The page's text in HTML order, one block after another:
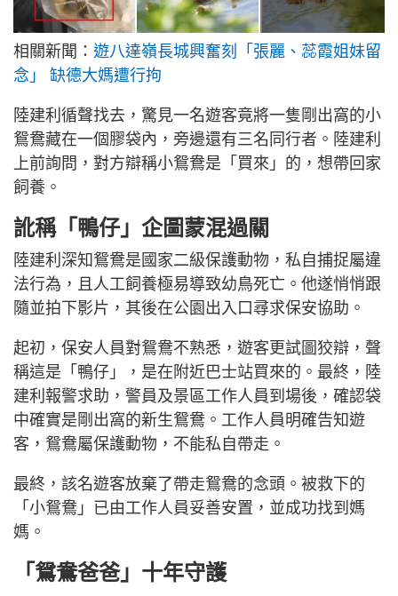
相關新聞： 遊八達嶺長城興奮刻「張麗、蕊霞姐妹留
念」 缺德大媽遭行拘
陸建利循聲找去，驚見一名遊客竟將一隻剛出窩的小
鴛鴦藏在一個膠袋內，旁邊還有三名同行者。陸建利
上前詢問，對方辯稱小鴛鴦是「買來」的，想帶回家
飼養。
訛稱「鴨仔」企圖蒙混過關
陸建利深知鴛鴦是國家二級保護動物，私自捕捉屬違
法行為，且人工飼養極易導致幼鳥死亡。他遂悄悄跟
隨並拍下影片，其後在公園出入口尋求保安協助。
起初，保安人員對鴛鴦不熟悉，遊客更試圖狡辯，聲
稱這是「鴨仔」，是在附近巴士站買來的。最終，陸
建利報警求助，警員及景區工作人員到場後，確認袋
中確實是剛出窩的新生鴛鴦。工作人員明確告知遊
客，鴛鴦屬保護動物，不能私自帶走。
最終，該名遊客放棄了帶走鴛鴦的念頭。被救下的
「小鴛鴦」已由工作人員妥善安置，並成功找到媽
媽。
「鴛鴦爸爸」十年守護